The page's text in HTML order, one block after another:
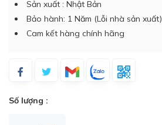
Sản xuất : Nhật Bản
Bảo hành: 1 Năm (Lỗi nhà sản xuất)
Cam kết hàng chính hãng
Số lượng :